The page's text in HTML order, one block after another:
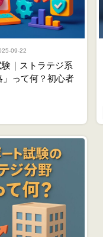
09-22
｜ストラテジ系
」って何？初心者